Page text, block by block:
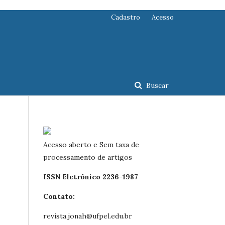
Buscar
Cadastro Acesso
Acesso aberto e Sem taxa de
processamento de artigos
ISSN Eletrônico 2236-1987
Contato:
revista.jonah@ufpel.edu.br